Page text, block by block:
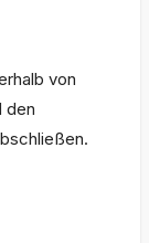
von
den